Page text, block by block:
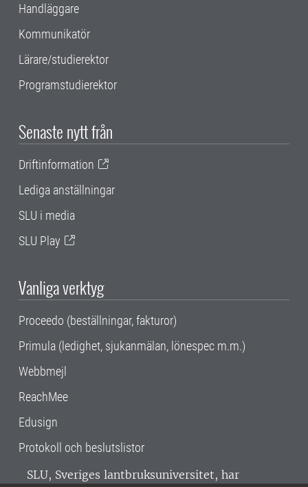
Handläggare
Kommunikatör
Lärare/studierektor
Programstudierektor
Senaste nytt från
Driftinformation
Lediga anställningar
SLU i media
SLU Play
Vanliga verktyg
Proceedo (beställningar, fakturor)
Primula (ledighet, sjukanmälan, lönespec m.m.)
Webbmejl
ReachMee
Edusign
Protokoll och beslutslistor
SLU, Sveriges lantbruksuniversitet, har